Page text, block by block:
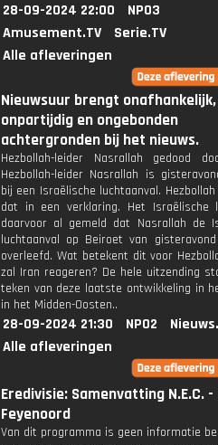
28-09-2024 22:00
NPO3
Amusement.TV
Serie.TV
Alle afleveringen
Nieuwsuur brengt onafhankelijk,
onpartijdig en ongebonden
achtergronden bij het nieuws.
Hezbollah-leider Nasrallah gedood
Hezbollah-leider Nasrallah is
bij een Israëlische luchtaanval.
dat in een verklaring. Het Israëlische
daarvoor al gemeld dat Nasrallah de
luchtaanval op Beiroet van
overleefd. Wat betekent dit voor
zal Iran reageren? De hele uitzending
teken van deze laatste ontwikkeling in
in het Midden-Oosten..
28-09-2024 21:30 NPO2
Alle afleveringen
Eredivisie: Samenvatting N.E.C. -
Feyenoord
Van dit programma is geen informatie